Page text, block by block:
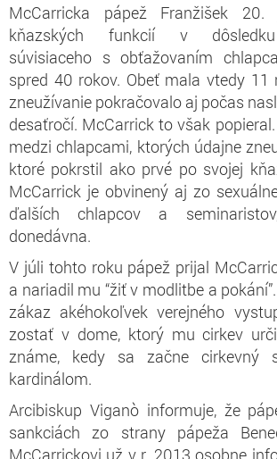
McCarricka pápež Franžišek
kňazských funkcií v dôsledku
súvisiaceho s obťažovaním
spred 40 rokov. Obeť mala vtedy 11
zneužívanie pokračovalo aj počas
desaťročí. McCarrick to však
medzi chlapcami, ktorých údajne
ktoré pokrstil ako prvé po svojej
McCarrick je obvinený aj zo
ďalších chlapcov a
donedávna.
V júli tohto roku pápež prijal
a nariadil mu “žiť v modlitbe a
zákaz akéhokoľvek verejného
zostať v dome, ktorý mu cirkev
známe, kedy sa začne cirkevný
kardinálom.
Arcibiskup Viganò informuje, že
sankciách zo strany pápeža
McCarrickovi už v r. 2013 osobne